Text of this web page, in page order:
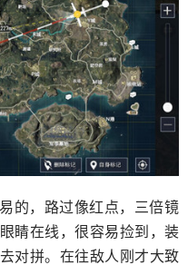
的，路过像红点，三倍镜
睛在线，很容易捡到，装
对拼。在往敌人刚才大致